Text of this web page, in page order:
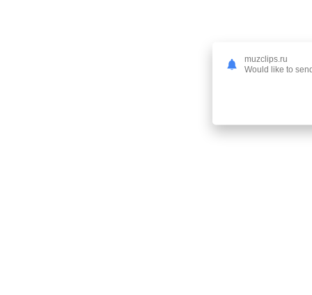
muzclips.ru
Would like to